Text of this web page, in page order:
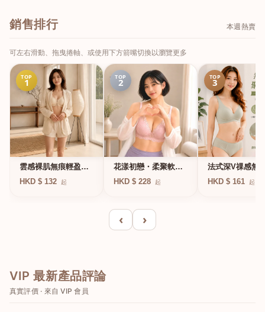
銷售排行 本週熱賣
可左右滑動、拖曳捲軸、或使用下方箭嘴切換以瀏覽更多
TOP
1
雲感裸肌無痕輕盈無
鋼圈內衣
HKD $ 132 起
TOP
2
花漾初戀・柔聚軟鋼
圈蕾絲內衣
HKD $ 228 起
TOP
3
法式深V祼感無
凍軟支撐條無鋼
HKD $ 161 起
‹ ›
VIP 最新產品評論
真實評價 · 來自 VIP 會員